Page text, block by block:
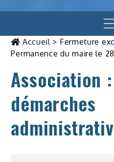
Accueil > Fermeture
Permanence du maire le
Association
démarches